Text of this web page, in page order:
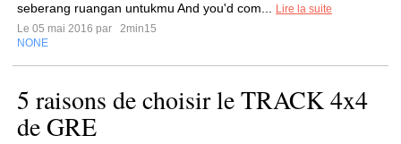
seberang ruangan untukmu And you'd com...
Lire la suite
Le 05 mai 2016 par
2min15
NONE
5 raisons de choisir le TRACK 4x4
de GRE